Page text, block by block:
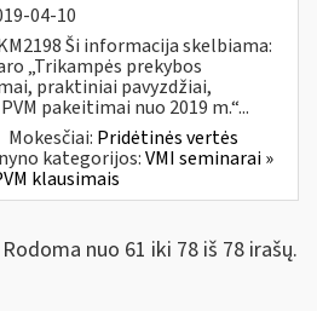
04-10
Ši informacija skelbiama:
„Trikampės prekybos
praktiniai pavyzdžiai,
pakeitimai nuo 2019 m.“...
Mokesčiai: Pridėtinės vertės
kategorijos:VMI seminarai »
klausimais
Rodoma nuo 61 iki 78 iš 78 irašų.